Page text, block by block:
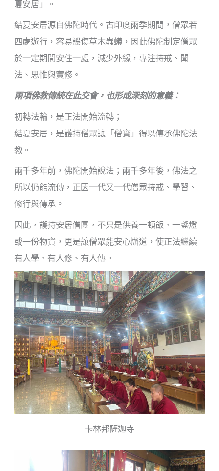
夏安居」。
結夏安居源自佛陀時代。古印度雨季期間，僧眾若
四處遊行，容易誤傷草木蟲蟻，因此佛陀制定僧眾
於一定期間安住一處，減少外緣，專注持戒、聞
法、思惟與實修。
兩項佛教傳統在此交會，也形成深刻的意義：
初轉法輪，是正法開始流轉；
結夏安居，是護持僧眾讓「僧寶」得以傳承佛陀法
教。
兩千多年前，佛陀開始說法；兩千多年後，佛法之
所以仍能流傳，正因一代又一代僧眾持戒、學習、
修行與傳承。
因此，護持安居僧團，不只是供養一頓飯、一盞燈
或一份物資，更是讓僧眾能安心辦道，使正法繼續
有人學、有人修、有人傳。
卡林邦薩迦寺